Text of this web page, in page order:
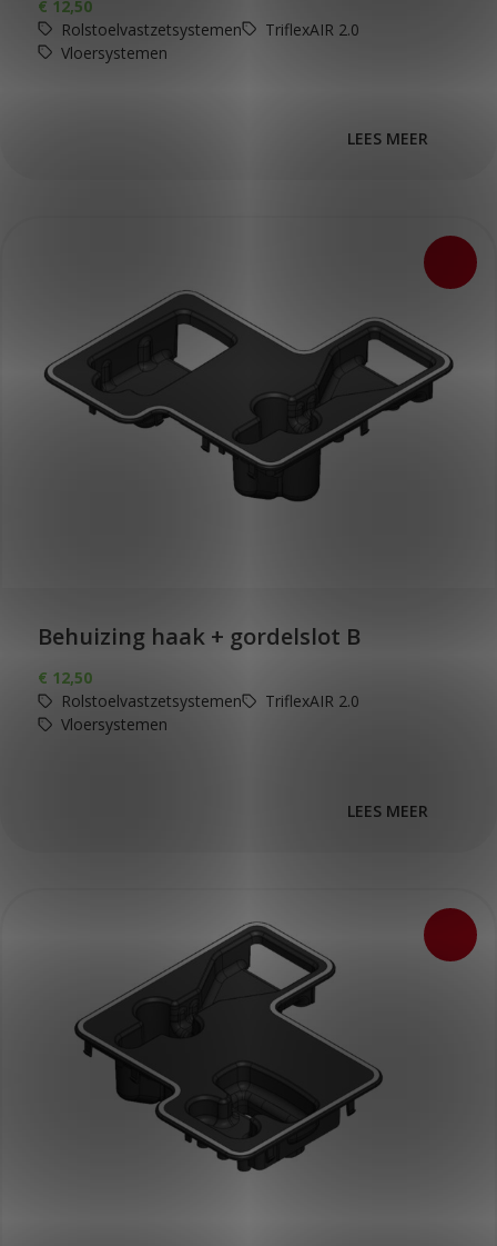
€ 12,50
Rolstoelvastzetsystemen
TriflexAIR 2.0
Vloersystemen
LEES MEER
Behuizing haak + gordelslot B
€ 12,50
Rolstoelvastzetsystemen
TriflexAIR 2.0
Vloersystemen
LEES MEER